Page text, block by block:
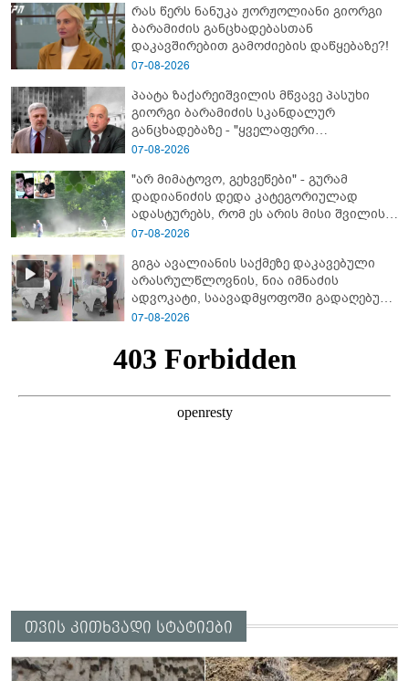
რას წერს ნანუკა ჟორჟოლიანი გიორგი
ბარამიძის განცხადებასთან
დაკავშირებით გამოძიების დაწყებაზე?!
07-08-2026
პაატა ზაქარეიშვილის მწვავე პასუხი
გიორგი ბარამიძის სკანდალურ
განცხადებაზე - "ყველაფერი
დეტალურად ვიცი... კამანში მოკლული
ბარამიძე კი ტყუის"
07-08-2026
"არ მიმატოვო, გეხვეწები" - გუ­რა­მ
დადიანიძის დედა კა­ტე­გო­რი­უ­ლად
ადას­ტუ­რებს, რომ ეს არის მისი შვი­ლის
ხმა
07-08-2026
გიგა ავალიანის საქმეზე დაკავებული
არასრულწლოვნის, ნია იმნაძის
ადვოკატი, საავადმყოფოში გადაღებულ
კადრებს ავრცელებს
07-08-2026
თვის კითხვადი სტატიები